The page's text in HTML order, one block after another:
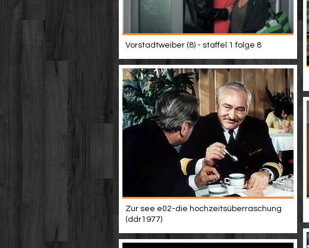
Vorstadtweiber (8) - staffel 1 folge 8
Zur see e02-die hochzeitsüberraschung
(ddr1977)